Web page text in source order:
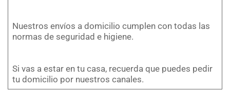
Nuestros envíos a domicilio cumplen con todas las
normas de seguridad e higiene.
Si vas a estar en tu casa, recuerda que puedes pedir
tu domicilio por nuestros canales.